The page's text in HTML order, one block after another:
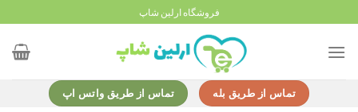
to
content
فروشگاه ارلین شاپ
تماس از طریق بله تماس از طریق واتس اپ